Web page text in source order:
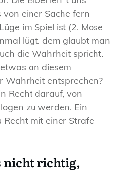
von einer Sache fern
im Spiel ist (2. Mose
lügt, dem glaubt man
die Wahrheit spricht.
an diesem
Wahrheit entsprechen?
Recht darauf, von
zu werden. Ein
mit einer Strafe
nicht richtig,